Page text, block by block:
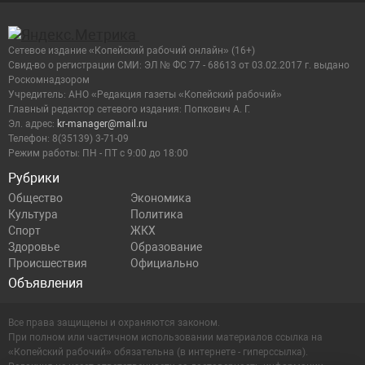
Рубрики
Общество
Экономика
Культура
Политика
Спорт
ЖКХ
Здоровье
Образование
Происшествия
Официально
Объявления
Сетевое издание «Копейский рабочий онлайн» (16+)
Cвид-во о регистрации СМИ: ЭЛ № ФС 77 - 68613 от 03.02.2017 г. выдано
Роскомнадзором
Учредитель: АНО «Редакция газеты «Копейский рабочий»
Главный редактор сетевого издания: Попкович А. Г.
Эл. адрес: kr-manager@mail.ru
Телефон: 8(35139) 3-71-09
Режим работы: ПН - ПТ с 9:00 до 18:00
Все права защищены и охраняются законом.
При полном или частичном использовании материалов ссылка на
«Копейский рабочий» обязательна (в интернете - гиперссылка).